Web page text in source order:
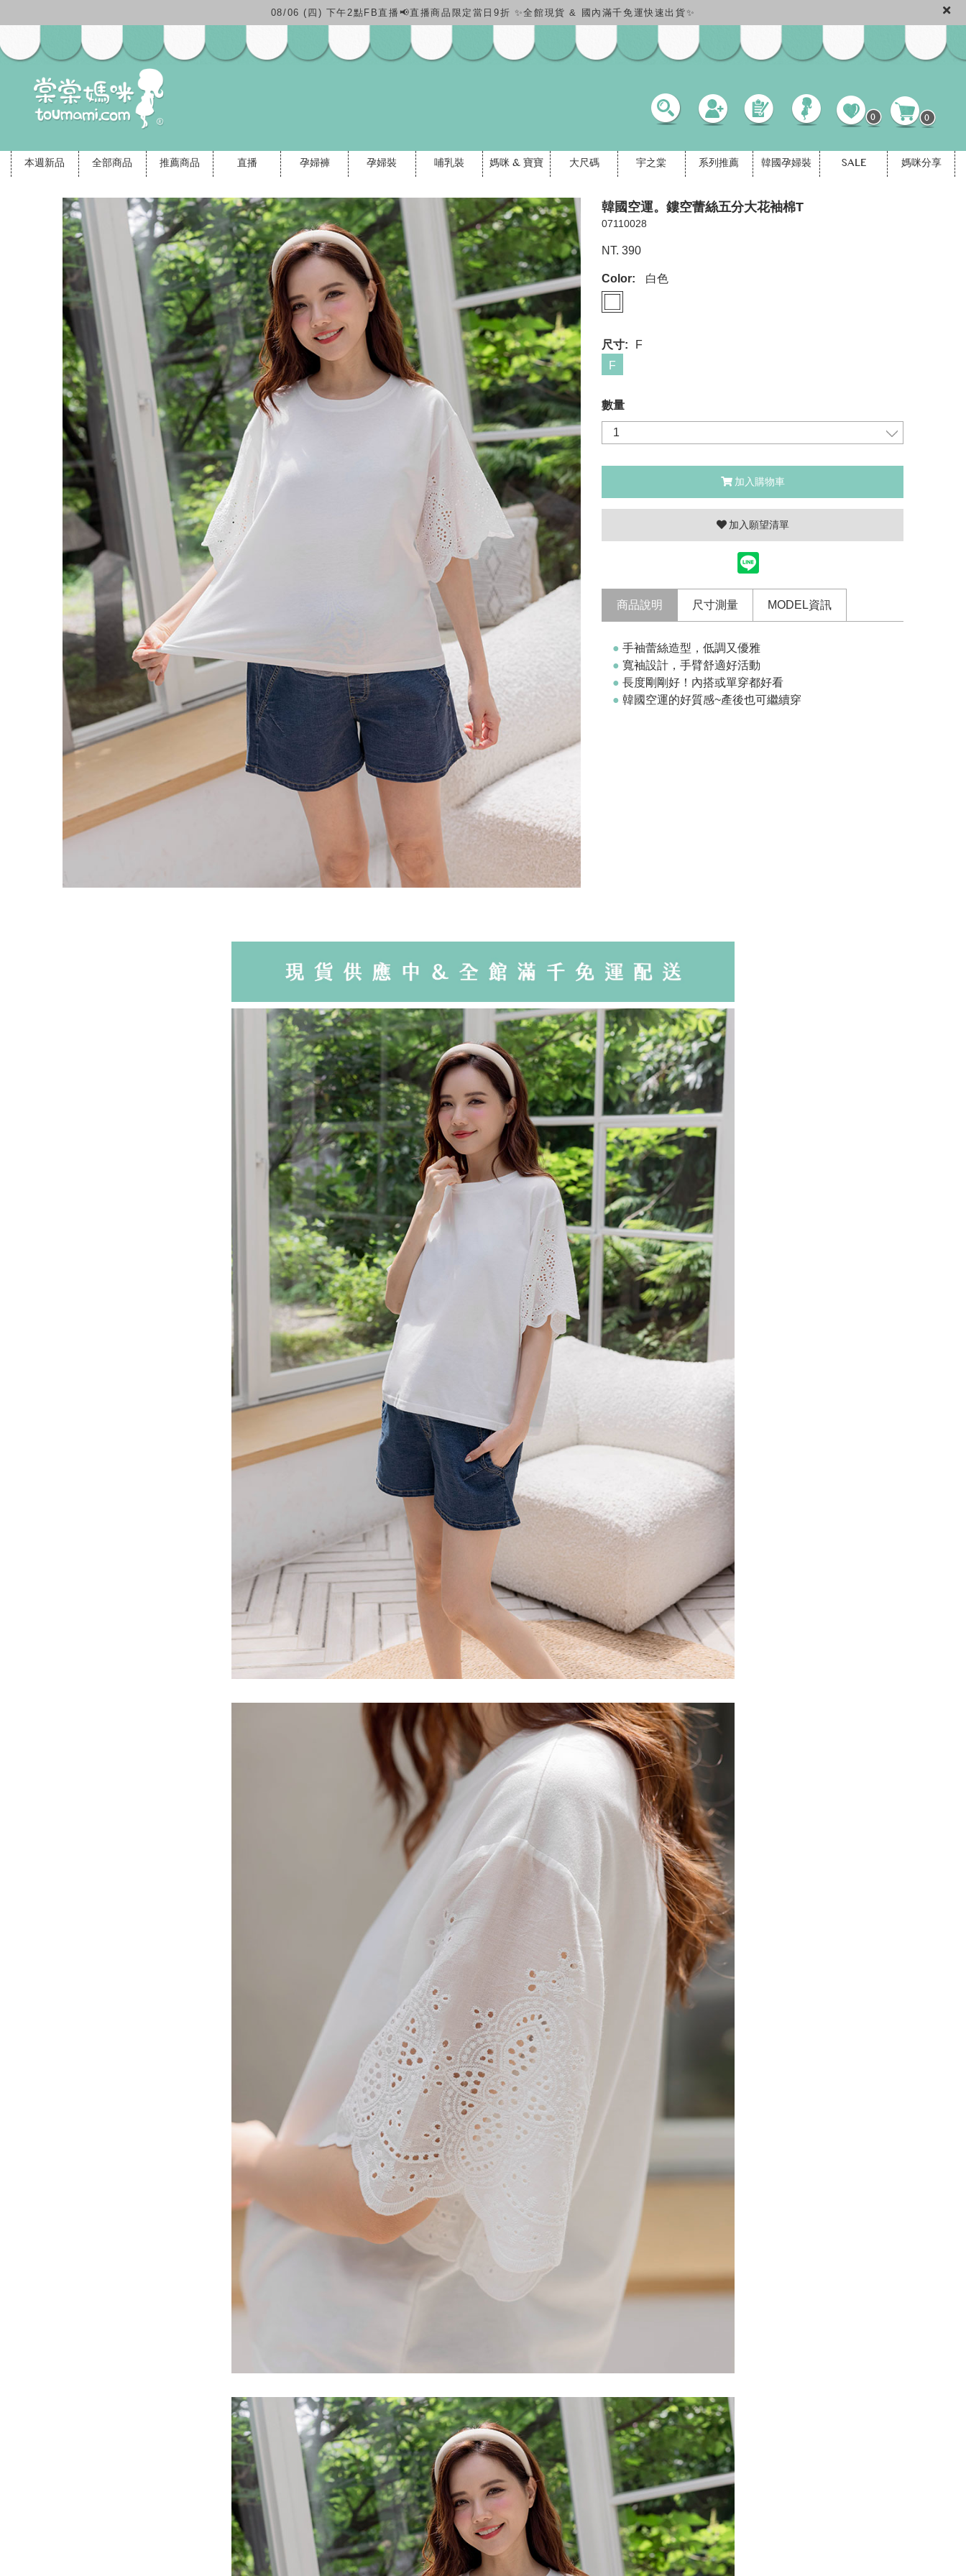
08/06 (四) 下午2點FB直播📢直播商品限定當日9折 ✨全館現貨 & 國內滿千免運快速出貨✨
0
0
本週新品 全部商品 推薦商品 直播 孕婦褲 孕婦裝 哺乳裝 媽咪 & 寶寶 大尺碼 宇之棠 系列推薦 韓國孕婦裝 SALE 媽咪分享
韓國空運。鏤空蕾絲五分大花袖棉T
07110028
NT. 390
Color: 白色
尺寸:
F
F
數量
加入購物車
加入願望清單
商品說明 尺寸測量 MODEL資訊
● 手袖蕾絲造型，低調又優雅
● 寬袖設計，手臂舒適好活動
● 長度剛剛好！內搭或單穿都好看
● 韓國空運的好質感~產後也可繼續穿